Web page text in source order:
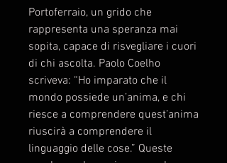
Portoferraio, un grido che
rappresenta una speranza mai
sopita, capace di risvegliare i cuori
di chi ascolta. Paolo Coelho
scriveva: “Ho imparato che il
mondo possiede un’anima, e chi
riesce a comprendere quest’anima
riuscirà a comprendere il
linguaggio delle cose.” Queste